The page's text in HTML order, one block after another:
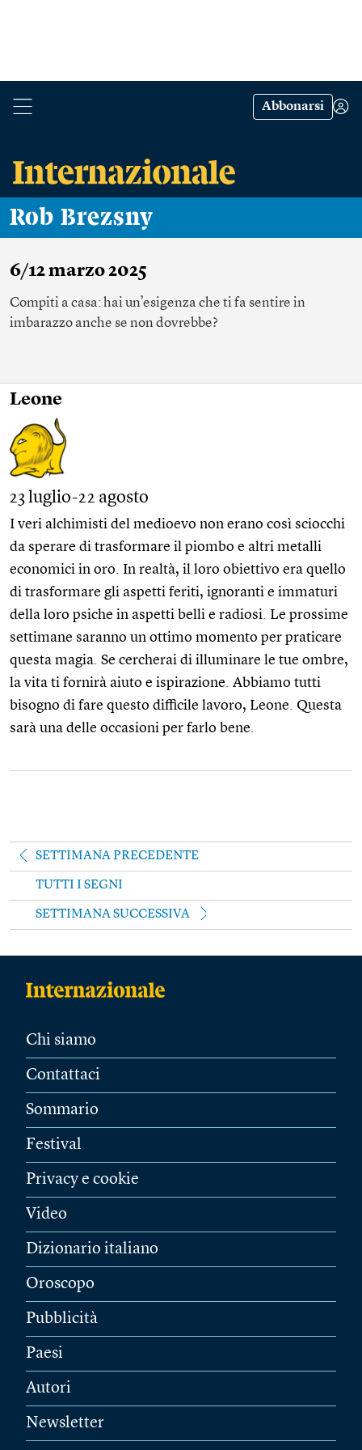
Abbonarsi
Rob Brezsny
6/12 marzo 2025
Compiti a casa: hai un’esigenza che ti fa sentire in
imbarazzo anche se non dovrebbe?
Leone
23 luglio-22 agosto
I veri alchimisti del medioevo non erano così sciocchi
da sperare di trasformare il piombo e altri metalli
economici in oro. In realtà, il loro obiettivo era quello
di trasformare gli aspetti feriti, ignoranti e immaturi
della loro psiche in aspetti belli e radiosi. Le prossime
settimane saranno un ottimo momento per praticare
questa magia. Se cercherai di illuminare le tue ombre,
la vita ti fornirà aiuto e ispirazione. Abbiamo tutti
bisogno di fare questo difficile lavoro, Leone. Questa
sarà una delle occasioni per farlo bene.
SETTIMANA PRECEDENTE
TUTTI I SEGNI
SETTIMANA SUCCESSIVA
Chi siamo
Contattaci
Sommario
Festival
Privacy e cookie
Video
Dizionario italiano
Oroscopo
Pubblicità
Paesi
Autori
Newsletter